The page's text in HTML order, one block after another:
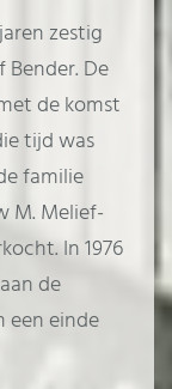
zestig
De
de komst
tijd was
familie
M. Melief-
In 1976
de
een einde